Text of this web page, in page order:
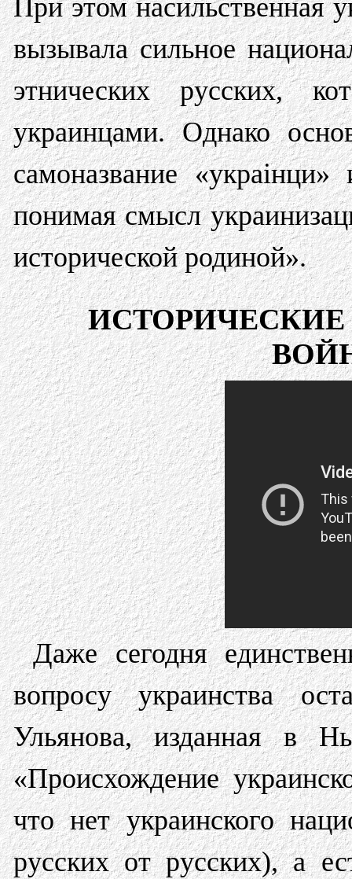
При этом насильственная
вызывала сильное
этнических русских,
украинцами. Однако
самоназвание
понимая смысл
исторической родиной».
Даже сегодня
вопросу украинства
Ульянова, изданная в
«Происхождение
что нет украинского
русских от русских), а